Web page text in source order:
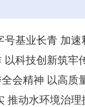
基业长青 加
科技创新筑牢
会精神 以高质
推动水环境治理